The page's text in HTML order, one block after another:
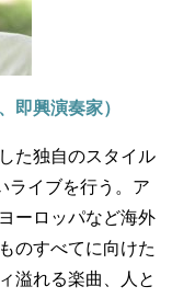
即興演奏家）
た独自のスタイル
ライブを行う。ア
ーロッパなど海外
のすべてに向けた
溢れる楽曲、人と